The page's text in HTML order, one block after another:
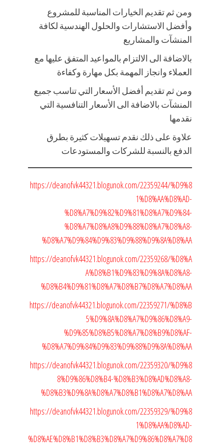
ومن ثم تقديم الخيارات المناسبة للمشروع
وأفضل الاستشارات والحلول الهندسية لكافة
المنشآت والمشاريع
بالاضافة الى الالتزام بالمواعيد المتفق عليها مع
العملاء وانجاز المهمة بكل مهارة وكفاءة
ومن ثم تقديم أفضل الأسعار التي تناسب جميع
المنشآت بالاضافة الى الأسعار التنافسية التي
نقدمها
علاوة على ذلك نقدم تسهيلات كثيرة بطرق
الدفع بالنسبة للشركات والمستودعات
https://deanofvk44321.blogunok.com/22359244/%D9%8
1%D8%AA%D8%AD-
%D8%A7%D9%82%D9%81%D8%A7%D9%84-
%D8%A7%D8%A8%D9%88%D8%A7%D8%A8-
%D8%A7%D9%84%D9%83%D9%88%D9%8A%D8%AA
https://deanofvk44321.blogunok.com/22359268/%D8%A
A%D8%B1%D9%83%D9%8A%D8%A8-
%D8%B4%D9%81%D8%A7%D8%B7%D8%A7%D8%AA
https://deanofvk44321.blogunok.com/22359271/%D8%B
5%D9%8A%D8%A7%D9%86%D8%A9-
%D9%85%D8%B5%D8%A7%D8%B9%D8%AF-
%D8%A7%D9%84%D9%83%D9%88%D9%8A%D8%AA
https://deanofvk44321.blogunok.com/22359320/%D9%8
8%D9%86%D8%B4-%D8%B3%D8%AD%D8%A8-
%D8%B3%D9%8A%D8%A7%D8%B1%D8%A7%D8%AA
https://deanofvk44321.blogunok.com/22359329/%D9%8
1%D8%AA%D8%AD-
%D8%AE%D8%B1%D8%B3%D8%A7%D9%86%D8%A7%D8